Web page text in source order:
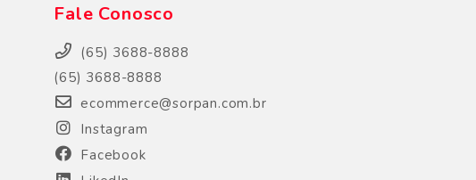
Fale Conosco
(65) 3688-8888
(65) 3688-8888
ecommerce@sorpan.com.br
Instagram
Facebook